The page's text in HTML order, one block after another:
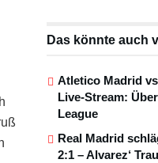
Das könnte auch
Atletico Madrid
Live-Stream:
League
Real Madrid
2:1 – Alvarez‘